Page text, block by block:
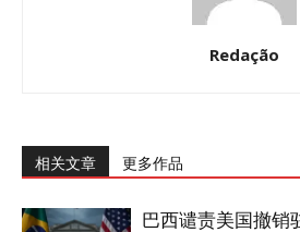
Redação
相关文章 更多作品
巴西谴责美国撤销